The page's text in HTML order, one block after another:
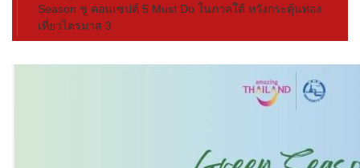
Season ชู คอนเซปต์ 5 Must Do ในภาคใต้ หวังกระตุ้นท่อง
เที่ยวไตรมาส 3